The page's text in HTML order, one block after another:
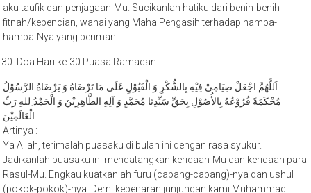
fitnah/kebencian, wahai yang Maha Pengasih terhadap hamba-
hamba-Nya yang beriman.
مُحْكَمَةً فُرُوْعُهُ بِالأُصُوْلِ بِحَقِّ سَيِّدِنَا مُحَمَّدٍ وَ آلِهِ الطَّاهِرِيْنَ وَ الْحَمْدُ ِللهِ رَبِّ
الْعَالَمِيْنَ
Artinya :
Ya Allah, terimalah puasaku di bulan ini dengan rasa syukur.
Jadikanlah puasaku ini mendatangkan keridaan-Mu dan keridaan para
Rasul-Mu. Engkau kuatkanlah furu (cabang-cabang)-nya dan ushul
(pokok-pokok)-nya. Demi kebenaran junjungan kami Muhammad
SAW beserta keluarganya yang suci. Segala puji bagi-Mu ya